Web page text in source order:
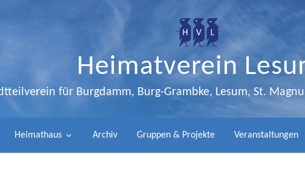
Heimatverein
für Burgdamm, Burg-Grambke, Lesum, St.
Heimathaus Archiv Gruppen & Projekte Veranstaltungen